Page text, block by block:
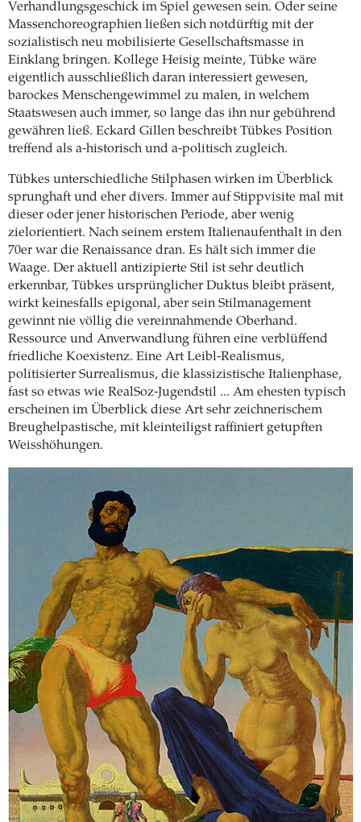
Verhandlungsgeschick im Spiel gewesen sein. Oder seine
Massenchoreographien ließen sich notdürftig mit der
sozialistisch neu mobilisierte Gesellschaftsmasse in
Einklang bringen. Kollege Heisig meinte, Tübke wäre
eigentlich ausschließlich daran interessiert gewesen,
barockes Menschengewimmel zu malen, in welchem
Staatswesen auch immer, so lange das ihn nur gebührend
gewähren ließ. Eckard Gillen beschreibt Tübkes Position
treffend als a-historisch und a-politisch zugleich.
Tübkes unterschiedliche Stilphasen wirken im Überblick
sprunghaft und eher divers. Immer auf Stippvisite mal mit
dieser oder jener historischen Periode, aber wenig
zielorientiert. Nach seinem erstem Italienaufenthalt in den
70er war die Renaissance dran. Es hält sich immer die
Waage. Der aktuell antizipierte Stil ist sehr deutlich
erkennbar, Tübkes ursprünglicher Duktus bleibt präsent,
wirkt keinesfalls epigonal, aber sein Stilmanagement
gewinnt nie völlig die vereinnahmende Oberhand.
Ressource und Anverwandlung führen eine verblüffend
friedliche Koexistenz. Eine Art Leibl-Realismus,
politisierter Surrealismus, die klassizistische Italienphase,
fast so etwas wie RealSoz-Jugendstil ... Am ehesten typisch
erscheinen im Überblick diese Art sehr zeichnerischem
Breughelpastische, mit kleinteiligst raffiniert getupften
Weisshöhungen.